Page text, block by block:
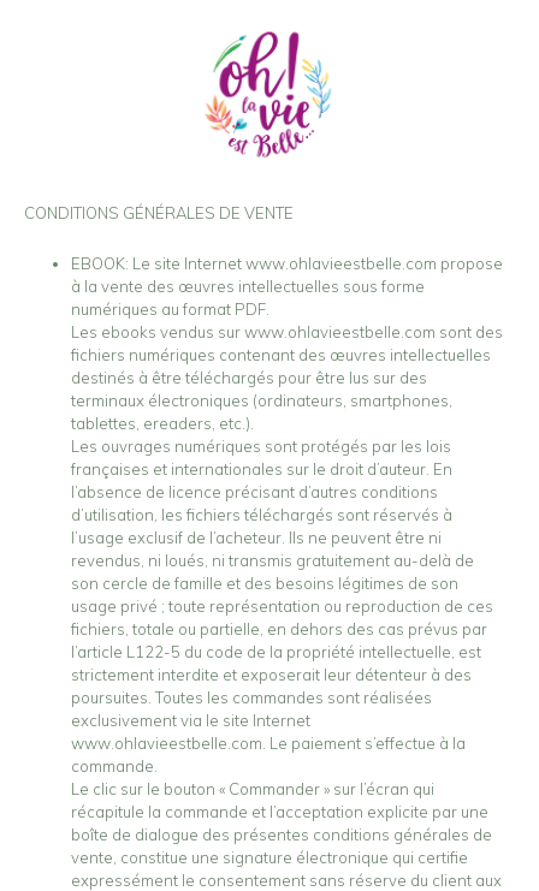
CONDITIONS GÉNÉRALES DE VENTE
EBOOK: Le site Internet www.ohlavieestbelle.com propose
à la vente des œuvres intellectuelles sous forme
numériques au format PDF.
Les ebooks vendus sur www.ohlavieestbelle.com sont des
fichiers numériques contenant des œuvres intellectuelles
destinés à être téléchargés pour être lus sur des
terminaux électroniques (ordinateurs, smartphones,
tablettes, ereaders, etc.).
Les ouvrages numériques sont protégés par les lois
françaises et internationales sur le droit d’auteur. En
l’absence de licence précisant d’autres conditions
d’utilisation, les fichiers téléchargés sont réservés à
l’usage exclusif de l’acheteur. Ils ne peuvent être ni
revendus, ni loués, ni transmis gratuitement au-delà de
son cercle de famille et des besoins légitimes de son
usage privé ; toute représentation ou reproduction de ces
fichiers, totale ou partielle, en dehors des cas prévus par
l’article L122-5 du code de la propriété intellectuelle, est
strictement interdite et exposerait leur détenteur à des
poursuites. Toutes les commandes sont réalisées
exclusivement via le site Internet
www.ohlavieestbelle.com. Le paiement s’effectue à la
commande.
Le clic sur le bouton « Commander » sur l’écran qui
récapitule la commande et l’acceptation explicite par une
boîte de dialogue des présentes conditions générales de
vente, constitue une signature électronique qui certifie
expressément le consentement sans réserve du client aux